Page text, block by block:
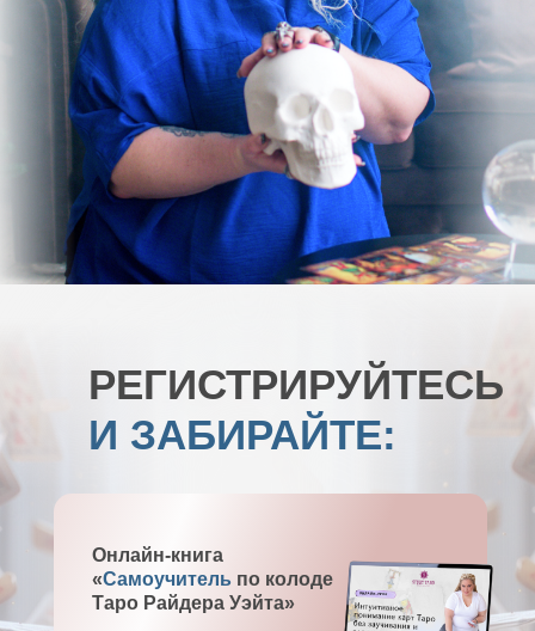
РЕГИСТРИРУЙТЕСЬ
И ЗАБИРАЙТЕ:
Онлайн-книга
«Самоучитель по колоде
Таро Райдера Уэйта»